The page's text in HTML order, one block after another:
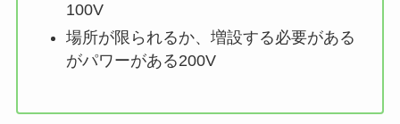
100V
場所が限られるか、増設する必要がある
がパワーがある200V